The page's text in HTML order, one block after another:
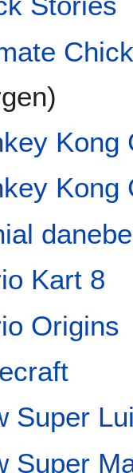
Kong
Kong
Kart 8
Origins
Super
Super